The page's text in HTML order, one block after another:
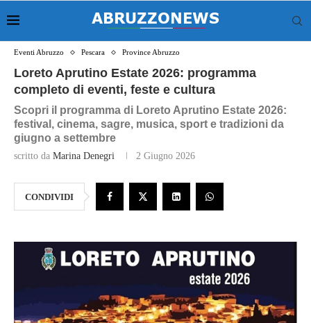
Eventi Abruzzo Pescara Province Abruzzo
Loreto Aprutino Estate 2026: programma
completo di eventi, feste e cultura
Scopri il programma di Loreto Aprutino Estate 2026:
festival, cinema, sagre, musica, sport e tradizioni da
giugno a settembre
scritto da Marina Denegri 2 Giugno 2026
CONDIVIDI